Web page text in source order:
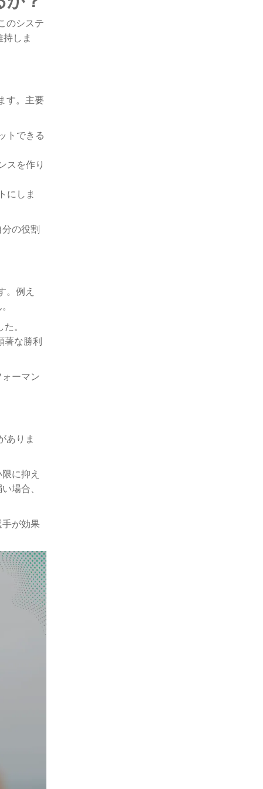
のシステ
しま
す。主要
トできる
スを作り
にしま
の役割
。例え
。
著な勝利
ーマン
ありま
に抑え
場合、
が効果